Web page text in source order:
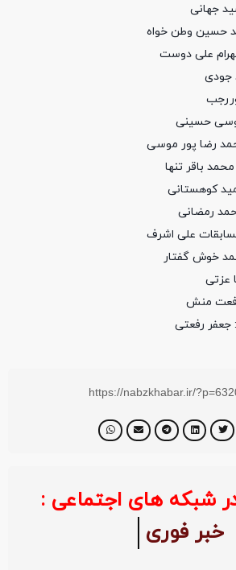
جهانی
حسین وطن خواه
علی دوست
جودی
حسینی
رضا پور موسی
باقر تنها
‌کوهستانی
رمضانی
علی اشرف
خوش گفتار
عزتی
منش
رفعتی
https://nabzkhabar.ir/
شبکه های اجتماعی :
خبر فوری